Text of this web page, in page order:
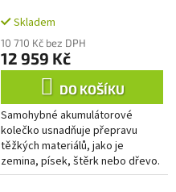
Skladem
10 710 Kč bez DPH
12 959 Kč
DO KOŠÍKU
Samohybné akumulátorové
kolečko usnadňuje přepravu
těžkých materiálů, jako je
zemina, písek, štěrk nebo dřevo.
Je nepostradatelným